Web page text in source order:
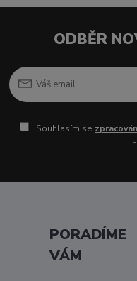
ODBĚR
Souhlasím se
PORADÍME
VÁM